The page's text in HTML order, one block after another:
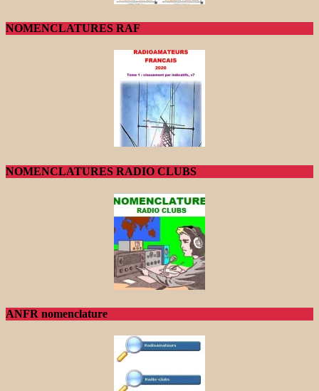
NOMENCLATURES RAF
NOMENCLATURES RADIO CLUBS
ANFR nomenclature